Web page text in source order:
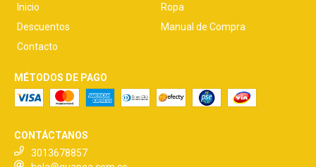
Inicio
Ropa
Descuentos
Manual de Compra
Contacto
MÉTODOS DE PAGO
CONTÁCTANOS
3013678857